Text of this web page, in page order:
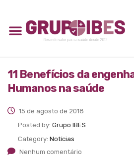
11 Benefícios da
Humanos na saúde
15 de agosto de 2018
Posted by: Grupo IBES
Category: Notícias
Nenhum comentário